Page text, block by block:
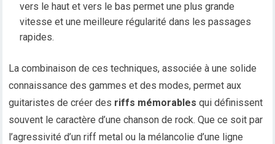
vers le haut et vers le bas permet une plus grande
vitesse et une meilleure régularité dans les passages
rapides.
La combinaison de ces techniques, associée à une solide
connaissance des gammes et des modes, permet aux
guitaristes de créer des riffs mémorables qui définissent
souvent le caractère d’une chanson de rock. Que ce soit par
l’agressivité d’un riff metal ou la mélancolie d’une ligne